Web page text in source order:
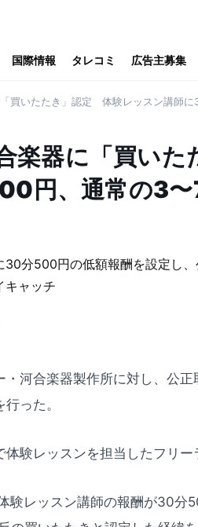
国際情報 タレコミ 広告主募集
「買いたたき」認定 体験レッスン講師
楽器に「買い
円、通常の3〜
河合楽器製作所に対し、公
った。
験レッスンを担当したフリー